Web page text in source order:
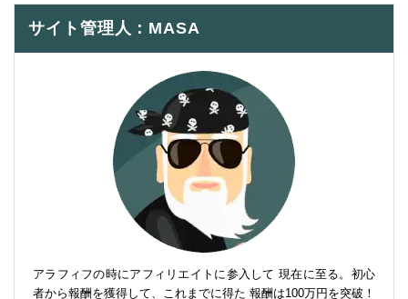
サイト管理人：MASA
アラフィフの時にアフィリエイトに参入して 現在に至る。初心
者から報酬を獲得して、これまでに得た 報酬は100万円を突破！